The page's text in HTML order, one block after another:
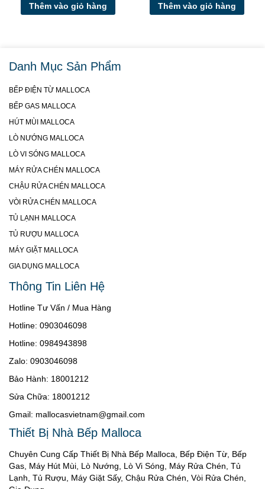
Thêm vào giỏ hàng Thêm vào giỏ hàng
Danh Mục Sản Phẩm
BẾP ĐIỆN TỪ MALLOCA
BẾP GAS MALLOCA
HÚT MÙI MALLOCA
LÒ NƯỚNG MALLOCA
LÒ VI SÓNG MALLOCA
MÁY RỬA CHÉN MALLOCA
CHẬU RỬA CHÉN MALLOCA
VÒI RỬA CHÉN MALLOCA
TỦ LẠNH MALLOCA
TỦ RƯỢU MALLOCA
MÁY GIẶT MALLOCA
GIA DỤNG MALLOCA
Thông Tin Liên Hệ
Hotline Tư Vấn / Mua Hàng
Hotline: 0903046098
Hotline: 0984943898
Zalo: 0903046098
Bảo Hành: 18001212
Sửa Chữa: 18001212
Gmail: mallocasvietnam@gmail.com
Thiết Bị Nhà Bếp Malloca
Chuyên Cung Cấp Thiết Bị Nhà Bếp Malloca, Bếp Điện Từ, Bếp
Gas, Máy Hút Mùi, Lò Nướng, Lò Vi Sóng, Máy Rửa Chén, Tủ
Lạnh, Tủ Rượu, Máy Giặt Sấy, Chậu Rửa Chén, Vòi Rửa Chén,